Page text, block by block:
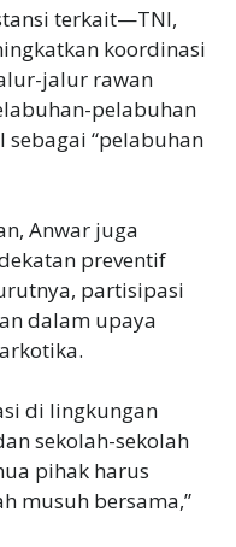
terkait—TNI,
koordinasi
jalur rawan
pelabuhan
“pelabuhan
Anwar juga
preventif
partisipasi
dalam upaya
di lingkungan
sekolah-sekolah
pihak harus
musuh bersama,”